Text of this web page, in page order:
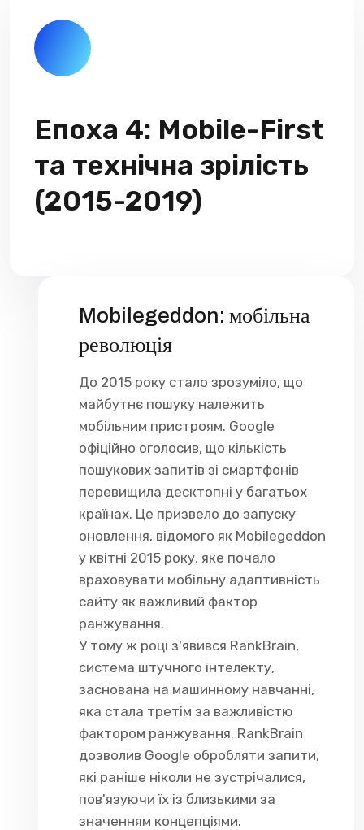
Епоха 4: Mobile-First
та технічна зрілість
(2015-2019)
Mobilegeddon: мобільна
революція
До 2015 року стало зрозуміло, що
майбутнє пошуку належить
мобільним пристроям. Google
офіційно оголосив, що кількість
пошукових запитів зі смартфонів
перевищила десктопні у багатьох
країнах. Це призвело до запуску
оновлення, відомого як Mobilegeddon
у квітні 2015 року, яке почало
враховувати мобільну адаптивність
сайту як важливий фактор
ранжування.
У тому ж році з'явився RankBrain,
система штучного інтелекту,
заснована на машинному навчанні,
яка стала третім за важливістю
фактором ранжування. RankBrain
дозволив Google обробляти запити,
які раніше ніколи не зустрічалися,
пов'язуючи їх із близькими за
значенням концепціями.